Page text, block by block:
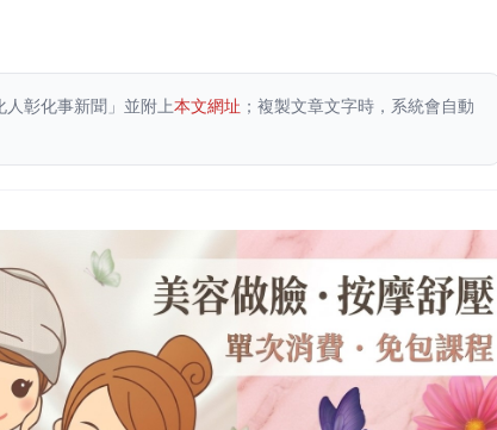
彰化事新聞」並附上本文網址 ；複製文章文字時，系統會自動